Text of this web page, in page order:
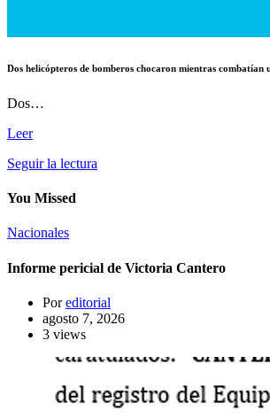
Dos helicópteros de bomberos chocaron mientras combatían
Dos…
Leer
Seguir la lectura
You Missed
Nacionales
Informe pericial de Victoria Cantero
Poreditorial
agosto 7, 2026
3 views